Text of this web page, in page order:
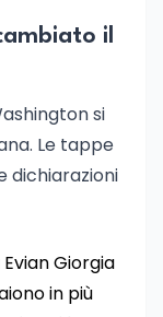
il
si
Le tappe
dichiarazioni
Evian Giorgia
in più